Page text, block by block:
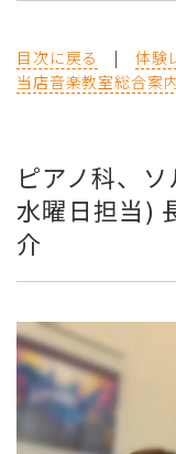
目次に戻る | 体験
当店音楽教室総合案
ピアノ科、ソ
水曜日担当)
介